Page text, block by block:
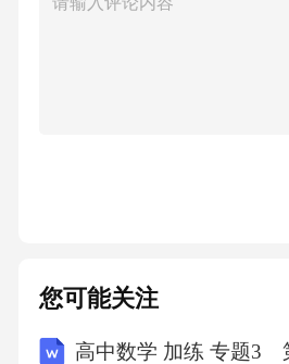
沙发、软床制造需求，2025
区土地、劳动力成本上升及
分常规型产能正加速向安徽
您可能关注